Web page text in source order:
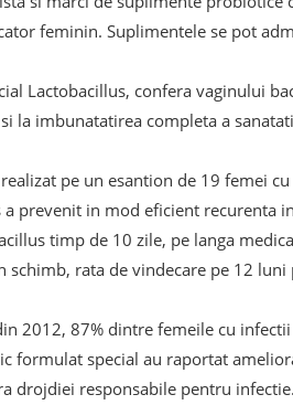
feminin. Suplimentele se pot
Lactobacillus, confera vaginului
la imbunatatirea completa a
pe un esantion de 19 femei
prevenit in mod eficient recurenta
timp de 10 zile, pe langa
schimb, rata de vindecare pe 12
2012, 87% dintre femeile cu
formulat special au raportat
drojdiei responsabile pentru